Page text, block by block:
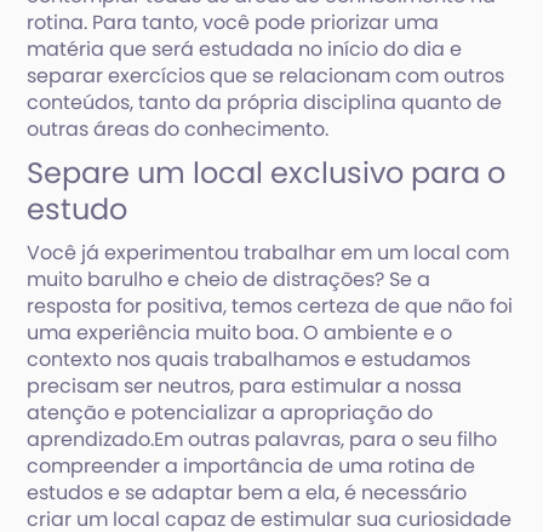
rotina. Para tanto, você pode priorizar uma
matéria que será estudada no início do dia e
separar exercícios que se relacionam com outros
conteúdos, tanto da própria disciplina quanto de
outras áreas do conhecimento.
Separe um local exclusivo para o
estudo
Você já experimentou trabalhar em um local com
muito barulho e cheio de distrações? Se a
resposta for positiva, temos certeza de que não foi
uma experiência muito boa. O ambiente e o
contexto nos quais trabalhamos e estudamos
precisam ser neutros, para estimular a nossa
atenção e potencializar a apropriação do
aprendizado.Em outras palavras, para o seu filho
compreender a importância de uma rotina de
estudos e se adaptar bem a ela, é necessário
criar um local capaz de estimular sua curiosidade